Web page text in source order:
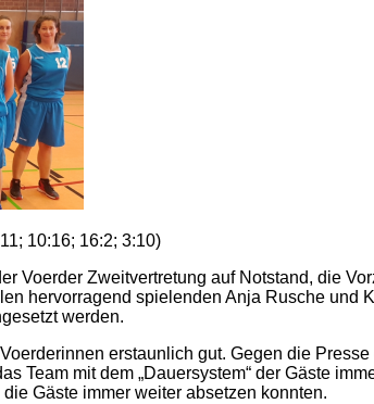
10:16; 16:2; 3:10)
Voerder Zweitvertretung auf Notstand, die
hervorragend spielenden Anja Rusche
werden.
erstaunlich gut. Gegen die
Team mit dem „Dauersystem“ der Gäste
Gäste immer weiter absetzen konnten.